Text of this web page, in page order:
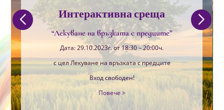
Интерактивна среща
“Лекуване на връзката с предците”
Дата: 29.10.2023г. от 18:30 – 20:00ч.
с цел Лекуване на връзката с предците
Вход свободен!
Повече >